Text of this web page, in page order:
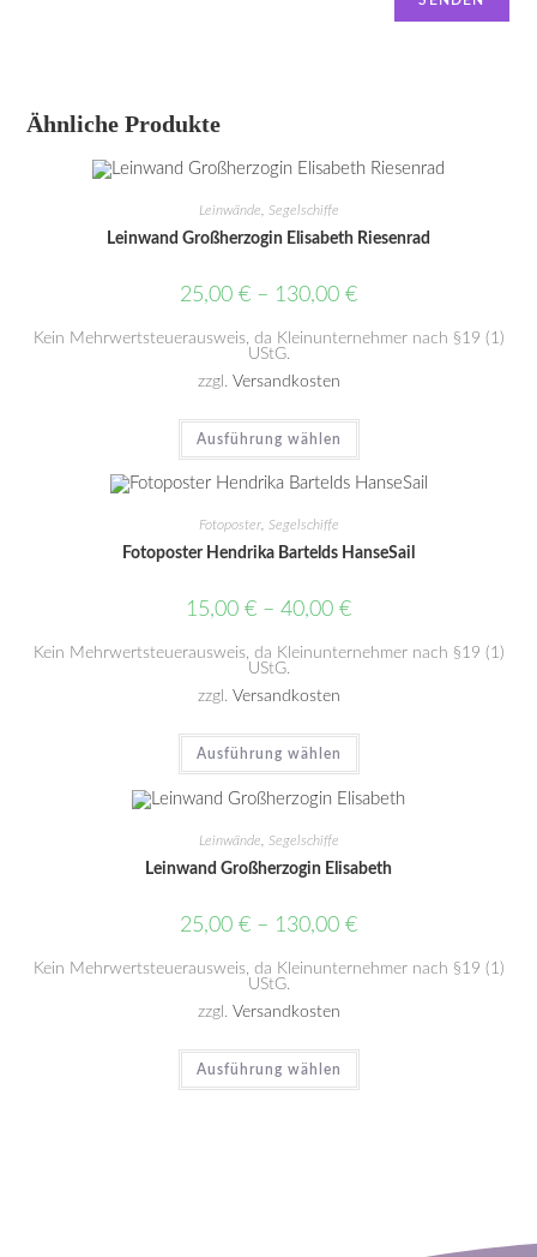
Ähnliche Produkte
Leinwände Segelschiffe
Leinwand Großherzogin Elisabeth Riesenrad
25,00 € – 130,00 €
Kein Mehrwertsteuerausweis, da Kleinunternehmer nach §19 (1)
UStG.
zzgl. Versandkosten
Ausführung wählen
Fotoposter, Segelschiffe
Fotoposter Hendrika Bartelds HanseSail
15,00 € – 40,00 €
Kein Mehrwertsteuerausweis, da Kleinunternehmer nach §19 (1)
UStG.
zzgl. Versandkosten
Ausführung wählen
Leinwände Segelschiffe
Leinwand Großherzogin Elisabeth
25,00 € – 130,00 €
Kein Mehrwertsteuerausweis, da Kleinunternehmer nach §19 (1)
UStG.
zzgl. Versandkosten
Ausführung wählen